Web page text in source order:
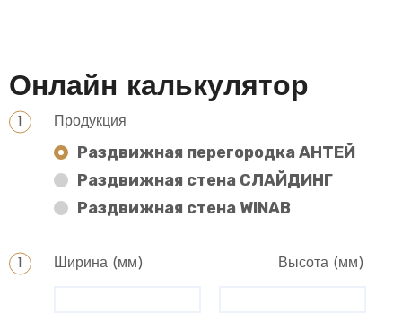
Онлайн калькулятор
Продукция
Раздвижная перегородка АНТЕЙ
Раздвижная стена СЛАЙДИНГ
Раздвижная стена WINAB
Ширина (мм) Высота (мм)